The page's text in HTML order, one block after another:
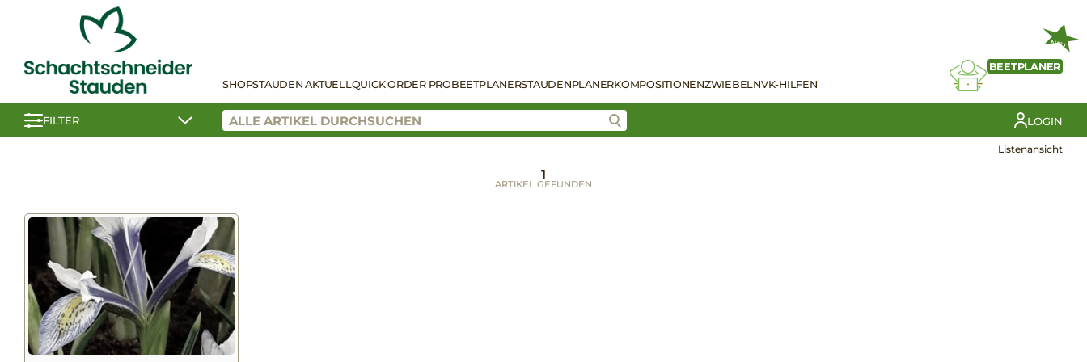
SHOPSTAUDEN AKTUELLQUICK ORDER PROBEETPLANERSTAUDENPLANERKOMPOSITIONENZWIEBELNVK-HILFEN
NEU
BEETPLANER
FILTER LOGIN
Listenansicht
1
ARTIKEL GEFUNDEN